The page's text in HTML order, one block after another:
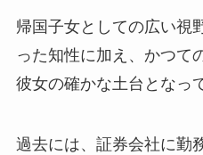
帰国子女としての広い視
った知性に加え、かつて
彼女の確かな土台となっ
過去には、証券会社に勤